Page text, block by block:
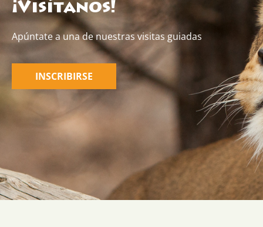
¡Visítanos!
Apúntate a una de nuestras visitas guiadas
INSCRIBIRSE